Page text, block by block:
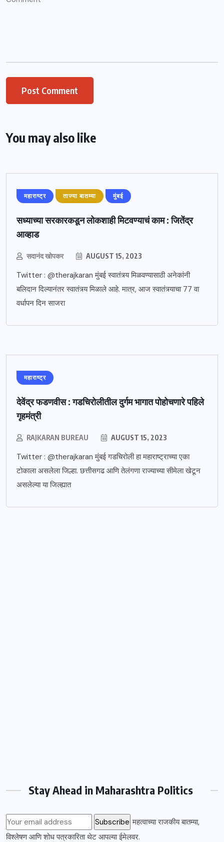
You may also like
महाराष्ट्र ताज्या बातम्या मुंबई
सध्याच्या सरकारकडून लोकशाही मिटवण्याचं काम : जितेंद्र
आव्हाड
सदानंद खोपकर AUGUST 15, 2023
Twitter : @therajkaran मुंबई स्वातंत्र्य मिळवण्यासाठी अनेकांनी
बलिदान दिल्यानंतर स्वातंत्र्य मिळाले आहे. मात्र, आज स्वातंत्र्याचा 77 वा
वर्धापन दिन साजरा
महाराष्ट्र
देवेंद्र फडणवीस : गडचिरोलीतील दुर्गम भागात पोहोचणारे पहिले
गृहमंत्री
RAJKARAN BUREAU AUGUST 15, 2023
Twitter : @therajkaran मुंबई गडचिरोली हा महाराष्ट्राच्या एका
टोकाला असलेला जिल्हा. छत्तीसगढ आणि तेलंगणा राज्याच्या सीमेला खेटून
असलेल्या या जिल्ह्यात
Stay Ahead in Maharashtra Politics
महत्वाच्या राजकीय बातम्या,
विश्लेषण आणि शोध पत्रकारिता थेट आपल्या ईमेलवर.